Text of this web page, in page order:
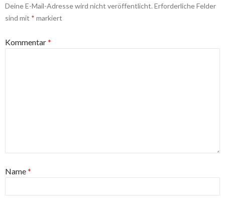
Deine E-Mail-Adresse wird nicht veröffentlicht. Erforderliche Felder
sind mit * markiert
Kommentar*
Name*